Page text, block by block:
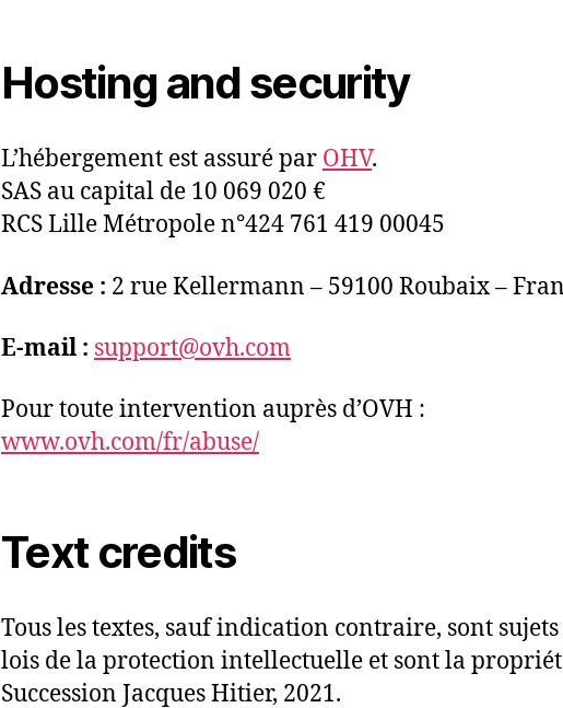
Hosting and security
L’hébergement est assuré par OHV.
SAS au capital de 10 069 020 €
RCS Lille Métropole n°424 761 419 00045
Adresse : 2 rue Kellermann – 59100 Roubaix –
E-mail : support@ovh.com
Pour toute intervention auprès d’OVH :
www.ovh.com/fr/abuse/
Text credits
Tous les textes, sauf indication contraire, sont
lois de la protection intellectuelle et sont la
Succession Jacques Hitier, 2021.